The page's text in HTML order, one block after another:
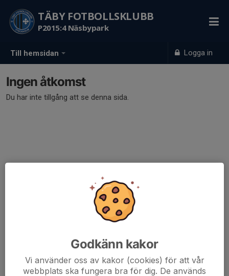
Till hemsidan Logga in
TÄBY FOTBOLLSKLUBB
P2015:4 Näsbypark
Ingen åtkomst
Du har inte tillgång att se denna sida.
Godkänn kakor
Vi använder oss av kakor (cookies) för att vår
webbplats ska fungera bra för dig. De används